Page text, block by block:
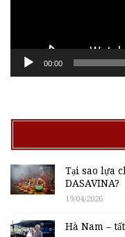
00:00
Tại sao lựa
DASAVINA?
19/04/2026
Hà Nam –